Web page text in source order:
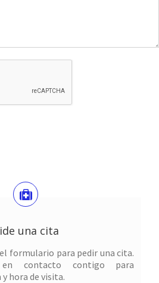
una cita
formulario para pedir una cita.
en contacto contigo para
hora de visita.